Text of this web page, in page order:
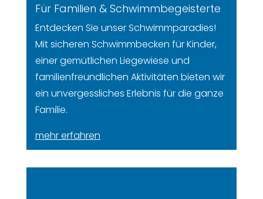
Für Familien & Schwimmbegeisterte
Entdecken Sie unser Schwimmparadies!
Mit sicheren Schwimmbecken für Kinder,
einer gemütlichen Liegewiese und
familienfreundlichen Aktivitäten bieten wir
ein unvergessliches Erlebnis für die ganze
Familie.
mehr erfahren